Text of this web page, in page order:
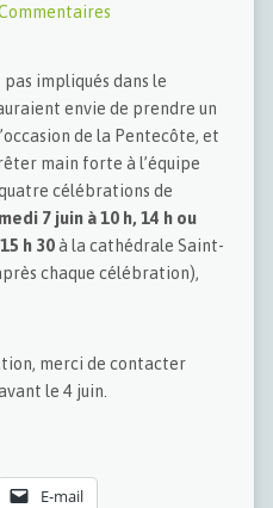
pas impliqués dans le
envie de prendre un
de la Pentecôte, et
main forte à l’équipe
célébrations de
7 juin à 10 h, 14 h ou
h 30à la cathédrale Saint-
chaque célébration),
merci de contacter
le 4 juin.
E-mail